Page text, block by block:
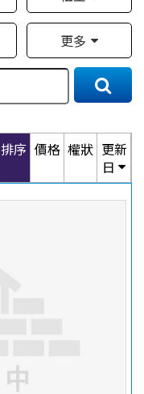
更多
排序 價格 權狀 更新
日